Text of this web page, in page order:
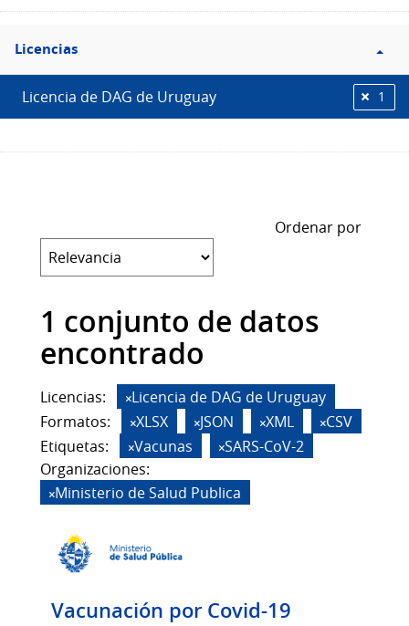
Filtro
Licencias
Licencias
Licencia de DAG de Uruguay 1
Ordenar por
1 conjunto de datos
encontrado
Licencias:
Licencia de DAG de Uruguay
Formatos:
XLSX JSON XML
CSV
Etiquetas:
Vacunas
SARS-CoV-2
Organizaciones:
Ministerio de Salud Publica
Vacunación por Covid-19